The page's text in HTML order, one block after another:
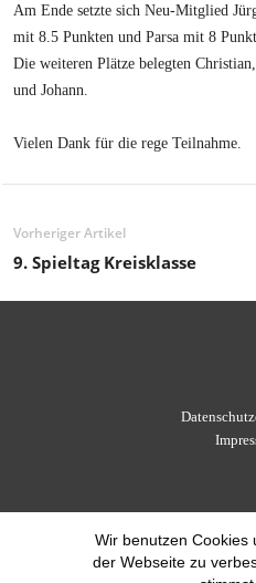
Wir benutzen Cookies
der Webseite zu
Am Ende setzte sich Neu-Mitglied
mit 8.5 Punkten und Parsa mit 8
Die weiteren Plätze belegten
und Johann.
Vielen Dank für die rege Teilnahme.
Vorheriger Artikel
9. Spieltag Kreisklasse